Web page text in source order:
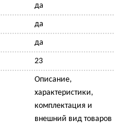
да
да
да
23
Описание,
характеристики,
комплектация и
внешний вид товаров